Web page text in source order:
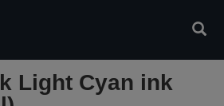
Light Cyan ink